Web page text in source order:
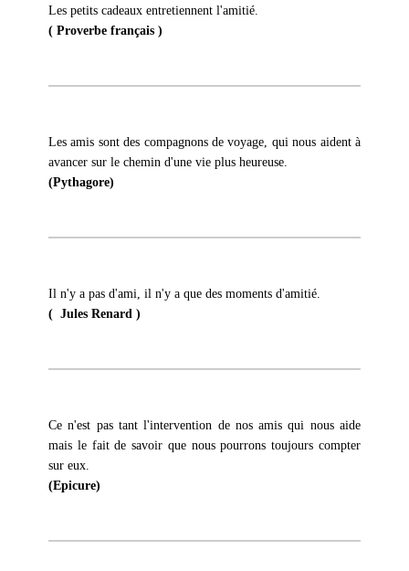
Les petits cadeaux entretiennent l'amitié.
( Proverbe français )
Les amis sont des compagnons de voyage, qui nous aident à
avancer sur le chemin d'une vie plus heureuse.
(Pythagore)
Il n'y a pas d'ami, il n'y a que des moments d'amitié.
( Jules Renard )
Ce n'est pas tant l'intervention de nos amis qui nous aide
mais le fait de savoir que nous pourrons toujours compter
sur eux.
(Epicure)